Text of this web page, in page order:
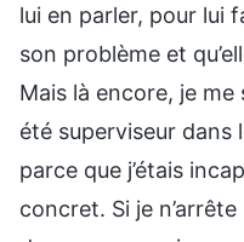
lui en parler, pour lui
son problème et
Mais là encore, je me
été superviseur dans
parce que j’étais
concret. Si je